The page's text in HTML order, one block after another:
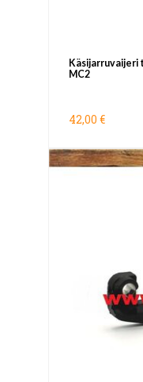
Käsijarruvaijeri
MC2
42,00 €